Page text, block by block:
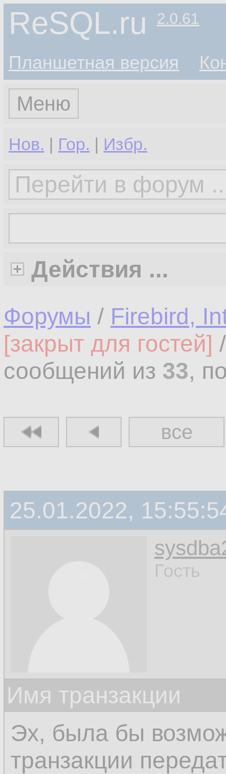
ReSQL.ru 2.0.61
Планшетная версия
Меню
Нов. | Гор. | Избр.
Действия ...
Форумы / Firebird,
[закрыт для гостей]
сообщений из 33,
все
25.01.2022,
Гость
Имя транзакции
Эх, была бы
транзакции